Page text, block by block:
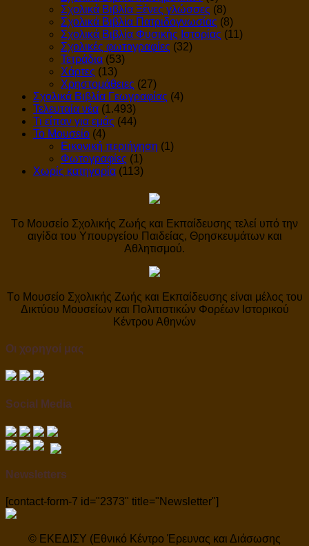
Σχολικά Βιβλία Ξένες γλώσσες (8)
Σχολικά Βιβλία Πατριδογνωσίας (8)
Σχολικά Βιβλία Φυσικής Ιστορίας (11)
Σχολικές φωτογραφίες (32)
Τετράδια (53)
Χάρτες (13)
Χρηστομάθειες (27)
Σχολικά Βιβλία Γεωγραφίας (4)
Τελευταία νέα (1.493)
Τι είπαν για εμάς (44)
Το Μουσείο (4)
Εικονική περιήγηση (1)
Φωτογραφίες (1)
Χωρίς κατηγορία (113)
Tο Μουσείο Σχολικής Ζωής και Εκπαίδευσης τελεί υπό την
αιγίδα του Υπουργείου Παιδείας, Θρησκευμάτων και
Αθλητισμού.
Tο Μουσείο Σχολικής Ζωής και Εκπαίδευσης είναι μέλος του
Δικτύου Μουσείων και Πολιτιστικών Φορέων Ιστορικού
Κέντρου Αθηνών
Οι χορηγοί μας
Social Media
Newsletters
[contact-form-7 id="2373" title="Newsletter"]
© ΕΚΕΔΙΣΥ (Εθνικό Κέντρο Έρευνας και Διάσωσης